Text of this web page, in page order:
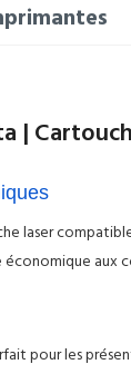
|
laser
aux
pour les